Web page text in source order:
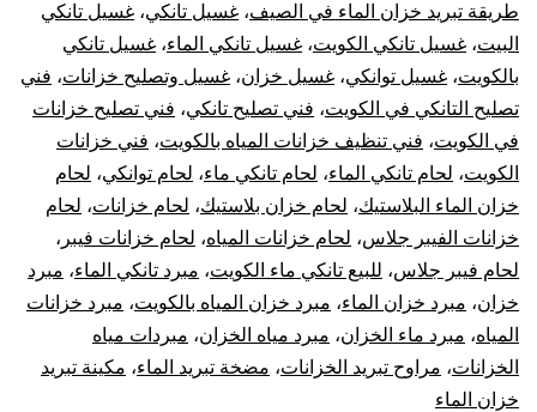
طريقة تبريد خزان الماء في الصيف، غسيل تانكي، غسيل تانكي
البيت، غسيل تانكي الكويت، غسيل تانكي الماء، غسيل تانكي
بالكويت، غسيل توانكي، غسيل خزان، غسيل وتصليح خزانات، فني
تصليح التانكي في الكويت، فني تصليح تانكي، فني تصليح خزانات
في الكويت، فني تنظيف خزانات المياه بالكويت، فني خزانات
الكويت، لحام تانكي الماء، لحام تانكي ماء، لحام توانكي، لحام
خزان الماء البلاستيك، لحام خزان بلاستيك، لحام خزانات، لحام
خزانات الفيبر جلاس، لحام خزانات المياه، لحام خزانات فيبر ،
لحام فيبر جلاس، للبيع تانكي ماء الكويت، مبرد تانكي الماء، مبرد
خزان، مبرد خزان الماء، مبرد خزان المياه بالكويت، مبرد خزانات
المياه، مبرد ماء الخزان، مبرد مياه الخزان، مبردات مياه
الخزانات، مراوح تبريد الخزانات، مضخة تبريد الماء، مكينة تبريد
خزان الماء